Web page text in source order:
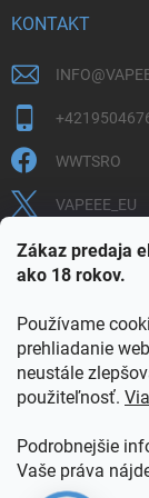
Zákaz predaja
ako 18 rokov.
Používame
prehliadanie
neustále
použiteľnosť.
Podrobnejšie
Vaše práva
KONTAKT
INFO@
WWTSRO
VAPEEE_EU
VAPEEE.EU